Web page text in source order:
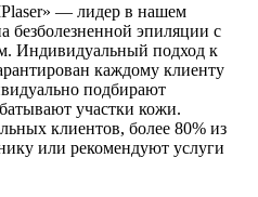
— лидер в нашем
безболезненной эпиляции с
Индивидуальный подход к
каждому клиенту
подбирают
участки кожи.
клиентов, более 80% из
или рекомендуют услуги